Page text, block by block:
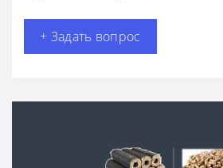
+ Задать вопрос